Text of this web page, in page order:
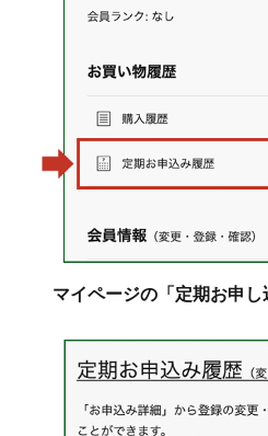
マイページの「定期お申